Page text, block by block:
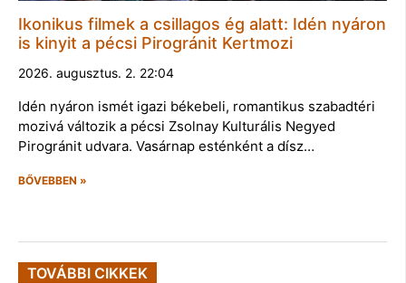
Ikonikus filmek a csillagos ég alatt: Idén nyáron
is kinyit a pécsi Pirogránit Kertmozi
2026. augusztus. 2. 22:04
Idén nyáron ismét igazi békebeli, romantikus szabadtéri
mozivá változik a pécsi Zsolnay Kulturális Negyed
Pirogránit udvara. Vasárnap esténként a dísz…
BŐVEBBEN »
TOVÁBBI CIKKEK